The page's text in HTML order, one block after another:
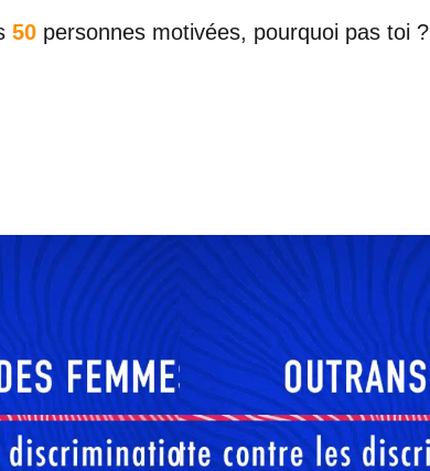
50 personnes motivées, pourquoi pas toi ?